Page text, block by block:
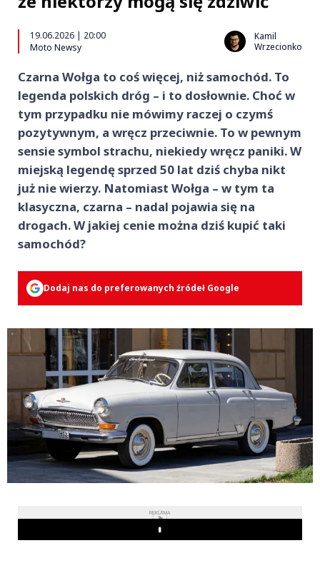
19.06.2026 | 20:00
Moto Newsy
Kamil
Wrzecionko
Czarna Wołga to coś więcej, niż samochód. To
legenda polskich dróg – i to dosłownie. Choć w
tym przypadku nie mówimy raczej o czymś
pozytywnym, a wręcz przeciwnie. To w pewnym
sensie symbol strachu, niekiedy wręcz paniki. W
miejską legendę sprzed 50 lat dziś chyba nikt
już nie wierzy. Natomiast Wołga – w tym ta
klasyczna, czarna – nadal pojawia się na
drogach. W jakiej cenie można dziś kupić taki
samochód?
Dodaj nas do preferowanych źródeł Google
REKLAMA
Play